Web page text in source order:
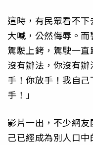
這時，有民眾看不
大喊，公然侮辱。
駕駛上銬，駕駛一
沒有辦法，你沒有
手！你放手！我自
手！」
影片一出，不少網
己已經成為別人口